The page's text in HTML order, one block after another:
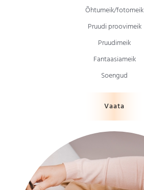
Õhtumeik/fotomeik
Pruudi proovimeik
Pruudimeik
Fantaasiameik
Soengud
Vaata